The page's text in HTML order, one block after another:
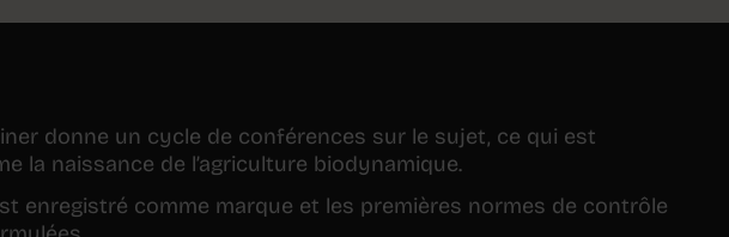
donne un cycle de conférences sur le sujet, ce qui est
la naissance de l’agriculture biodynamique.
enregistré comme marque et les premières normes de contrôle